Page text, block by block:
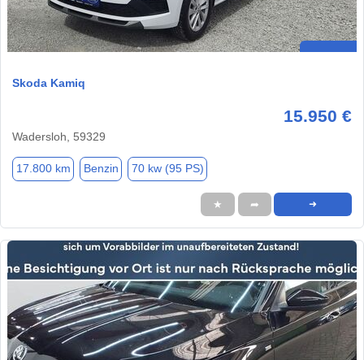
Skoda Kamiq
15.950 €
Wadersloh, 59329
17.800 km Benzin 70 kw (95 PS)
★ ➦ ➜